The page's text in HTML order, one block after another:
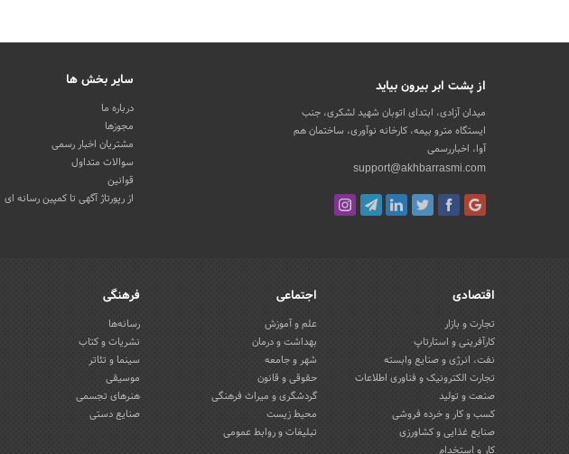
از پشت ابر بیرون بیاید
میدان آزادی، ابتدای اتوبان شهید لشکری، جنب
ایستگاه مترو بیمه، کارخانه نوآوری، ساختمان هم
آوا، اخباررسمی
support@akhbarrasmi.com
سایر بخش ها
درباره ما
مجوزها
مشتریان اخبار رسمی
سوالات متداول
قوانین
از رپورتاژ آگهی تا کمپین رسانه ای
اقتصادی
تجارت و بازار
کارآفرینی و استارتاپ
نفت، انرژی و صنایع وابسته
تجارت الکترونیک و فناوری اطلاعات
صنعت و تولید
کسب و کار و خرده فروشی
صنایع غذایی و کشاورزی
کار و استخدام
اجتماعی
علم و آموزش
بهداشت و درمان
شهر و جامعه
حقوقی و قانون
گردشگری و میراث فرهنگی
محیط زیست
تبلیغات و روابط عمومی
فرهنگی
رسانه‌ها
نشریات و کتاب
سینما و تئاتر
موسیقی
هنرهای تجسمی
صنایع دستی